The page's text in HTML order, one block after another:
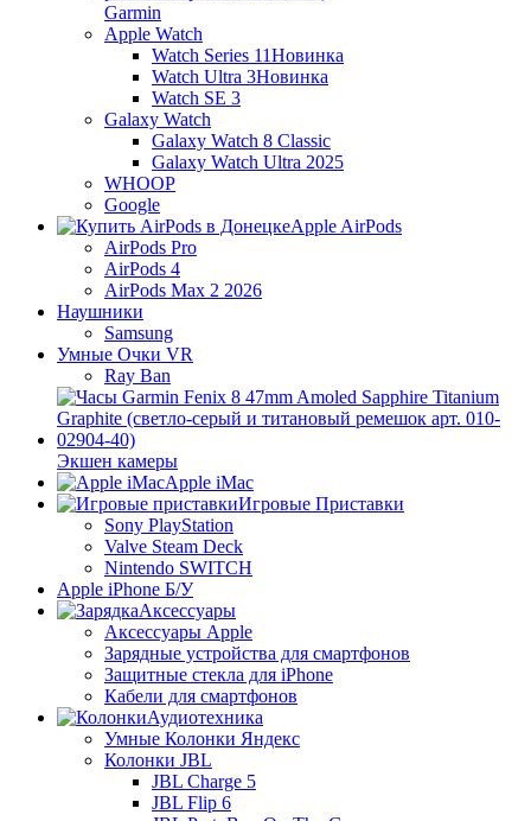
Garmin
Apple Watch
Watch Series 11Новинка
Watch Ultra 3Новинка
Watch SE 3
Galaxy Watch
Galaxy Watch 8 Classic
Galaxy Watch Ultra 2025
WHOOP
Google
Apple AirPods
AirPods Pro
AirPods 4
AirPods Max 2 2026
Наушники
Samsung
Умные Очки VR
Ray Ban
Экшен камеры
Apple iMac
Игровые Приставки
Sony PlayStation
Valve Steam Deck
Nintendo SWITCH
Apple iPhone Б/У
Аксессуары
Аксессуары Apple
Зарядные устройства для смартфонов
Защитные стекла для iPhone
Кабели для смартфонов
Аудиотехника
Умные Колонки Яндекс
Колонки JBL
JBL Charge 5
JBL Flip 6